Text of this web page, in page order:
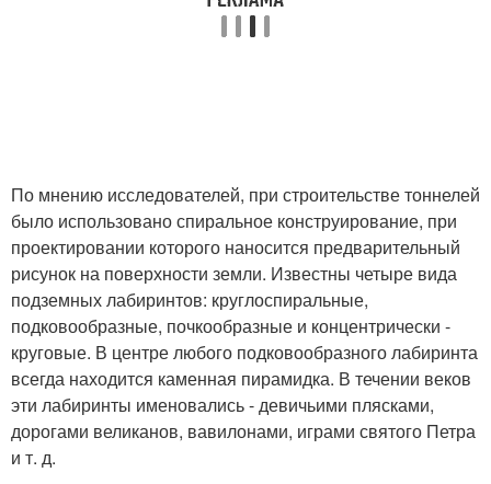
По мнению исследователей, при строительстве тоннелей
было использовано спиральное конструирование, при
проектировании которого наносится предварительный
рисунок на поверхности земли. Известны четыре вида
подземных лабиринтов: круглоспиральные,
подковообразные, почкообразные и концентрически -
круговые. В центре любого подковообразного лабиринта
всегда находится каменная пирамидка. В течении веков
эти лабиринты именовались - девичьими плясками,
дорогами великанов, вавилонами, играми святого Петра
и т. д.